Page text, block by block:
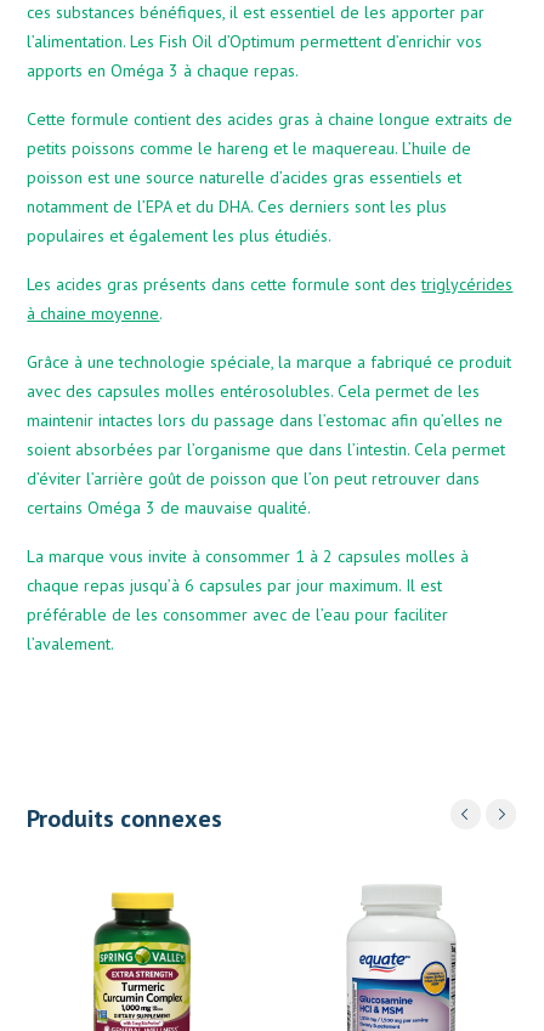
ces substances bénéfiques, il est essentiel de les apporter par
l’alimentation. Les Fish Oil d’Optimum permettent d’enrichir vos
apports en Oméga 3 à chaque repas.
Cette formule contient des acides gras à chaine longue extraits de
petits poissons comme le hareng et le maquereau. L’huile de
poisson est une source naturelle d’acides gras essentiels et
notamment de l’EPA et du DHA. Ces derniers sont les plus
populaires et également les plus étudiés.
Les acides gras présents dans cette formule sont destriglycérides
à chaine moyenne.
Grâce à une technologie spéciale, la marque a fabriqué ce produit
avec des capsules molles entérosolubles. Cela permet de les
maintenir intactes lors du passage dans l’estomac afin qu’elles ne
soient absorbées par l’organisme que dans l’intestin. Cela permet
d’éviter l’arrière goût de poisson que l’on peut retrouver dans
certains Oméga 3 de mauvaise qualité.
La marque vous invite à consommer 1 à 2 capsules molles à
chaque repas jusqu’à 6 capsules par jour maximum. Il est
préférable de les consommer avec de l’eau pour faciliter
l’avalement.
Produits connexes